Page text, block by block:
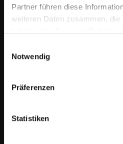
Partner führen diese
weiteren Daten zusammen, die
Notwendig
Präferenzen
Statistiken
Traversalen im Trab Teil 2